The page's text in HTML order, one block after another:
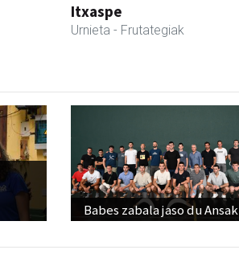
Itxaspe
Urnieta - Frutategiak
Babes zabala jaso du Ansak